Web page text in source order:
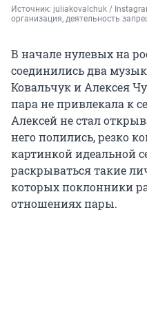
Источник: juliakovalchuk /
организация, деятельность
В начале нулевых на
соединились два
Ковальчук и Алексея
пара не привлекала к
Алексей не стал
него полились, резко
картинкой идеальной
раскрываться такие
которых поклонники
отношениях пары.